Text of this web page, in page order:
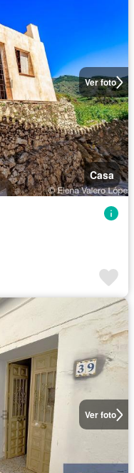
Ver foto
Casa
Ver foto